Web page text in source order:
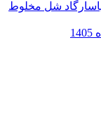
شل مخلوط